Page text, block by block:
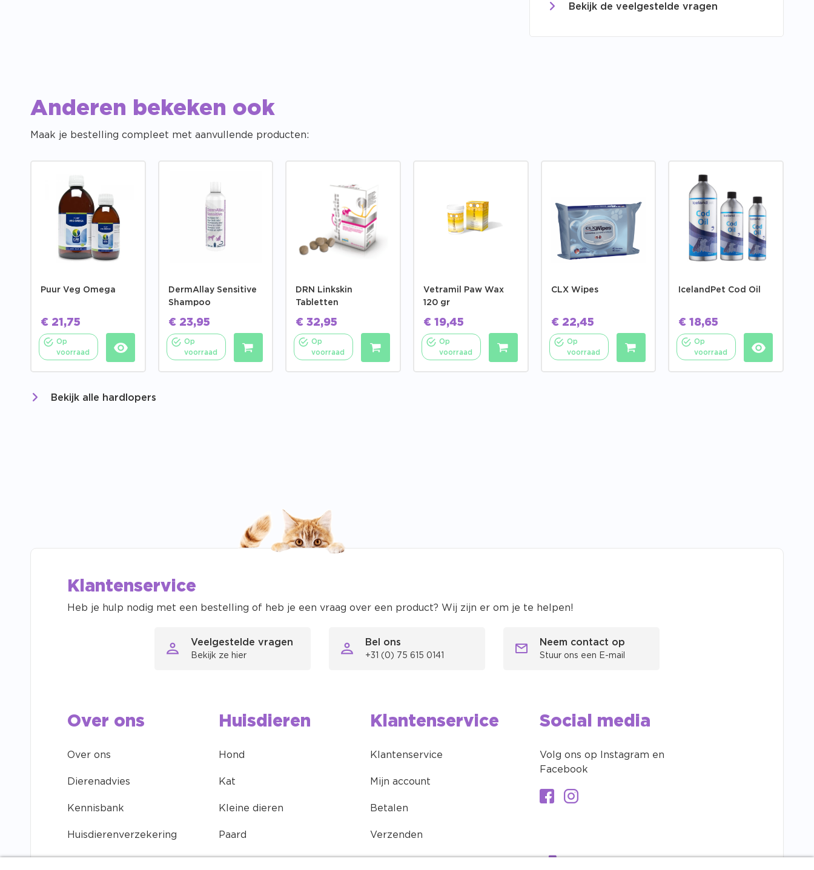
Bekijk de veelgestelde vragen
Anderen bekeken ook
Maak je bestelling compleet met aanvullende producten:
Puur Veg Omega
€ 21,75
Op
voorraad
DermAllay Sensitive
Shampoo
€23,95
Op
voorraad
DRN Linkskin
Tabletten
€ 32,95
Op
voorraad
Vetramil Paw Wax
120 gr
€19,45
Op
voorraad
CLX Wipes
€22,45
Op
voorraad
IcelandPet Cod Oil
€ 18,65
Op
voorraad
Bekijk alle hardlopers
Klantenservice
Heb je hulp nodig met een bestelling of heb je een vraag over een product? Wij zijn er om je te helpen!
Veelgestelde vragen
Bekijk ze hier
Bel ons
+31 (0) 75 615 0141
Neem contact op
Stuur ons een E-mail
Over ons
Over ons
Dierenadvies
Kennisbank
Huisdierenverzekering
Huisdieren
Hond
Kat
Kleine dieren
Paard
Klantenservice
Klantenservice
Mijn account
Betalen
Verzenden
Social media
Volg ons op Instagram en
Facebook